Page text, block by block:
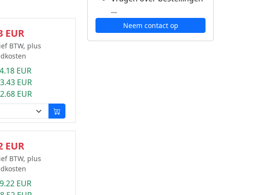
EUR
BTW, plus
EUR
EUR
EUR
EUR
BTW, plus
EUR
...
Neem contact op